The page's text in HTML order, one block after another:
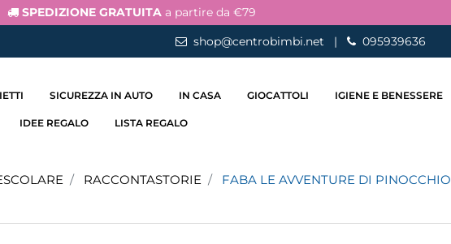
SPEDIZIONE GRATUITA a partire da €79
shop@centrobimbi.net | 095939636
SICUREZZA IN AUTO IN CASA GIOCATTOLI IGIENE E BENESSERE
IDEE REGALO LISTA REGALO
RACCONTASTORIE FABA LE AVVENTURE DI PINOCCHIO